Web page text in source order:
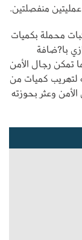
منفصلتين.
محملة بكميات
با?ضافة
كما تمكن رجال الأمن
لتهريب كميات من
وعثر بحوزته